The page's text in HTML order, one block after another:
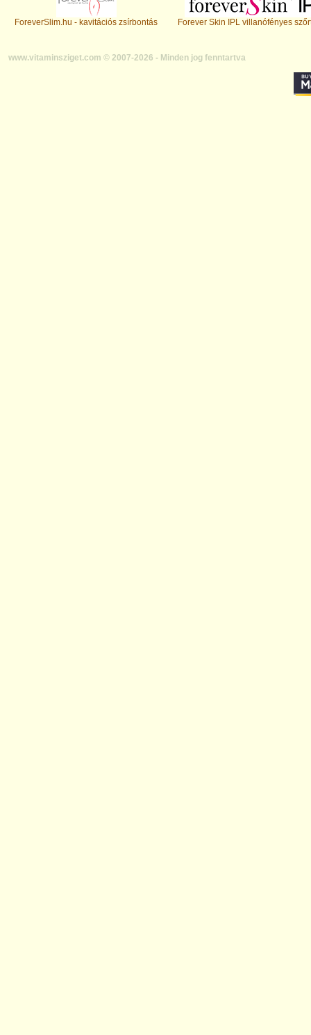
ForeverSlim.hu - kavitációs zsírbontás Forever Skin IPL villanófényes
www.vitaminsziget.com © 2007-2026 - Minden jog fenntartva